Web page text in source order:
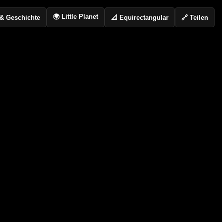
Geschichte 🌍 Little Planet 📐 Equirectangular 🔗 Teilen